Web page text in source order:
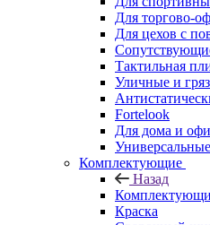
Для торгово-
Для цехов с
Тактильная
Уличные и
Fortelook
Для дома и
Универсальные
Комплектующие
Назад
Краска